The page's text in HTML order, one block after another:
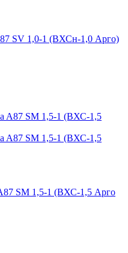
SV 1,0-1 (ВХСн-1,0 Арго)
SM 1,5-1 (ВХС-1,5 Арго